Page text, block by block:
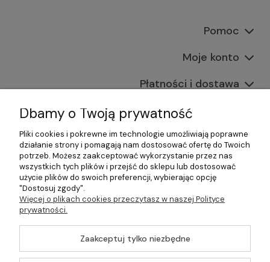
Pomoc
Moje konto
Płatności i dostawa
Informacje
O nas
©2026 Wszelkie Prawa Zastrzeżone | Gastrosklep |
Wyposażenie gastronomii, restauracji oraz barów
Szablon Master byEcommercy
Dbamy o Twoją prywatność
Pliki cookies i pokrewne im technologie umożliwiają poprawne
działanie strony i pomagają nam dostosować ofertę do Twoich
potrzeb. Możesz zaakceptować wykorzystanie przez nas
wszystkich tych plików i przejść do sklepu lub dostosować
użycie plików do swoich preferencji, wybierając opcję
"Dostosuj zgody".
Więcej o plikach cookies przeczytasz w naszej Polityce
prywatności.
Zaakceptuj tylko niezbędne